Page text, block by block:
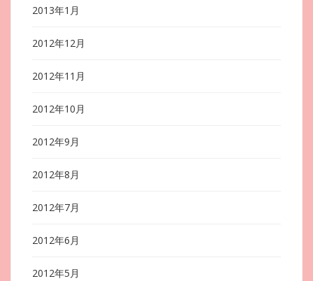
2013年1月
2012年12月
2012年11月
2012年10月
2012年9月
2012年8月
2012年7月
2012年6月
2012年5月